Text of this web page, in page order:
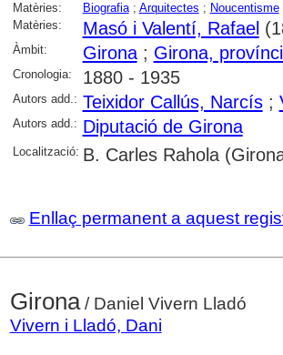
Matèries: Biografia; Arquitectes ; Noucentisme
Matèries:
Masó i Valentí, Rafael
Àmbit: Girona; Girona,
Cronologia: 1880 - 1935
Autors add.: Teixidor Callús, Narcís;
Autors add.: Diputació de Girona
Localització: B. Carles Rahola
Enllaç permanent a aquest
Girona/ Daniel Vivern Lladó
Vivern i Lladó, Dani